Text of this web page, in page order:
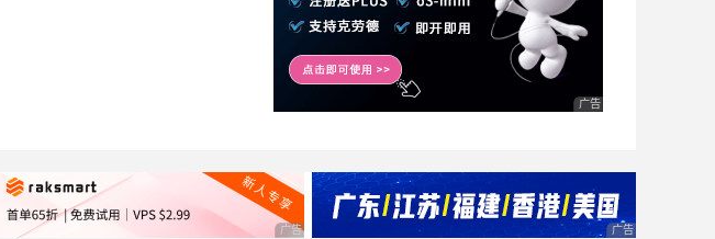
广告 商业广告，理性选择
告，理性选择 广告 商业广告，理性选择 广告 商业广告，理